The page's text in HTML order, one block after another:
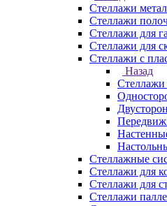
Стеллажи
Стеллажи
Стеллажи для
Стеллажи для
Стеллажи с
Назад
Стеллажные
Стеллажи для
Стеллажи для
Стеллажи